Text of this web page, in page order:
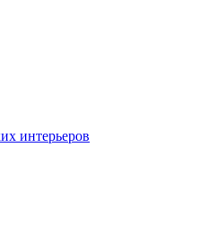
интерьеров